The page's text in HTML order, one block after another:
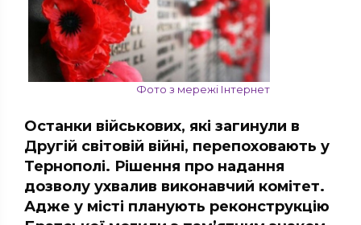
Фото з мережі Інтернет
Останки військових, які загинули в
Другій світовій війні, перепоховають у
Тернополі. Рішення про надання
дозволу ухвалив виконавчий комітет.
Адже у місті планують реконструкцію